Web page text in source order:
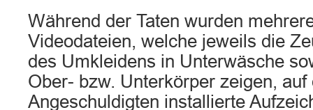
Während der Taten wurden
Videodateien, welche jeweils die
des Umkleidens in Unterwäsche
Ober- bzw. Unterkörper zeigen,
Angeschuldigten installierte